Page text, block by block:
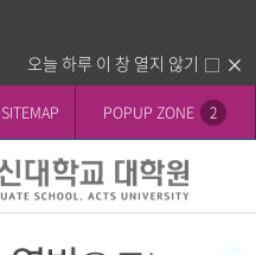
오늘 하루 이 창 열지 않기
SITEMAP POPUP ZONE 2